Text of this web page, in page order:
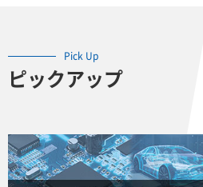
Pick Up
ピックアップ